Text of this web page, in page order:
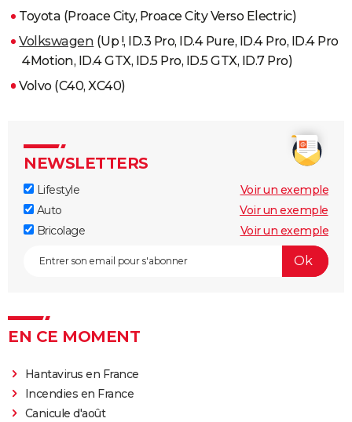
Toyota (Proace City, Proace City Verso Electric)
Volkswagen (Up !, ID.3 Pro, ID.4 Pure, ID.4 Pro, ID.4 Pro
4Motion, ID.4 GTX, ID.5 Pro, ID.5 GTX, ID.7 Pro)
Volvo (C40, XC40)
NEWSLETTERS
Lifestyle
Voir un exemple
Auto
Voir un exemple
Bricolage
Voir un exemple
EN CE MOMENT
Hantavirus en France
Incendies en France
Canicule d'août